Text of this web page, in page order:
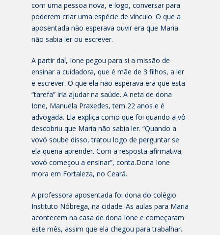
com uma pessoa nova, e logo, conversar para
poderem criar uma espécie de vínculo. O que a
aposentada não esperava ouvir era que Maria
não sabia ler ou escrever.
A partir daí, Ione pegou para si a missão de
ensinar a cuidadora, que é mãe de 3 filhos, a ler
e escrever. O que ela não esperava era que esta
“tarefa” iria ajudar na saúde. A neta de dona
Ione, Manuela Praxedes, tem 22 anos e é
advogada. Ela explica como que foi quando a vô
descobriu que Maria não sabia ler. “Quando a
vovó soube disso, tratou logo de perguntar se
ela queria aprender. Com a resposta afirmativa,
vovó começou a ensinar”, conta.Dona Ione
mora em Fortaleza, no Ceará.
A professora aposentada foi dona do colégio
Instituto Nóbrega, na cidade. As aulas para Maria
acontecem na casa de dona Ione e começaram
este mês, assim que ela chegou para trabalhar.